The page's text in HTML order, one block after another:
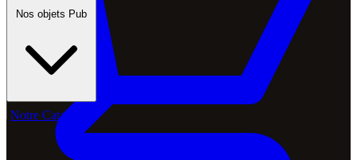
Nos objets Pub
Notre Catalogue